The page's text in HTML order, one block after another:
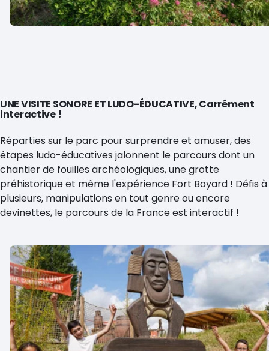
UNE VISITE SONORE ET LUDO-ÉDUCATIVE, Carrément
interactive !
Réparties sur le parc pour surprendre et amuser, des
étapes ludo-éducatives jalonnent le parcours dont un
chantier de fouilles archéologiques, une grotte
préhistorique et même l'expérience Fort Boyard ! Défis à
plusieurs, manipulations en tout genre ou encore
devinettes, le parcours de la France est interactif !